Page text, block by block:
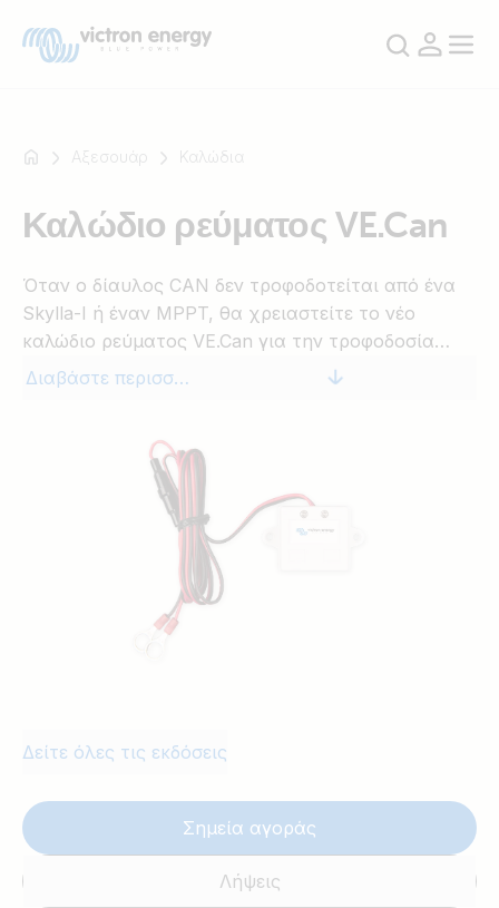
SmartSolar
Multiplus-
Orion
Αξεσουάρ Καλώδια
Καλώδιο ρεύματος VE.Can
Όταν ο δίαυλος CAN δεν τροφοδοτείται από ένα
Skylla-I ή έναν MPPT, θα χρειαστείτε το νέο
καλώδιο ρεύματος VE.Can για την τροφοδοσία
ρεύματος.
Διαβάστε περισσότερα
Δείτε όλες τις εκδόσεις
Σημεία αγοράς
Λήψεις